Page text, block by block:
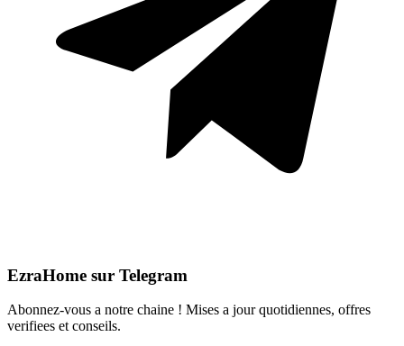
EzraHome sur Telegram
Abonnez-vous a notre chaine ! Mises a jour quotidiennes, offres
verifiees et conseils.